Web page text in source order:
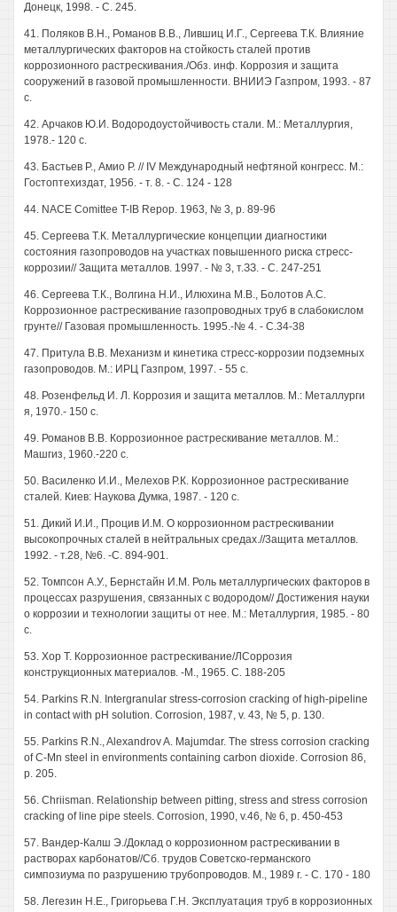
Донецк, 1998. - С. 245.
41. Поляков В.Н., Романов В.В., Лившиц И.Г., Сергеева Т.К. Влияние
металлургических факторов на стойкость сталей против
коррозионного растрескивания./Обз. инф. Коррозия и защита
сооружений в газовой промышленности. ВНИИЭ Газпром, 1993. - 87
с.
42. Арчаков Ю.И. Водородоустойчивость стали. М.: Металлургия,
1978.- 120 с.
43. Бастьев Р., Амио Р. // IV Международный нефтяной конгресс. М.:
Гостоптехиздат, 1956. - т. 8. - С. 124 - 128
44. NACE Comittee T-IB Repop. 1963, № 3, р. 89-96
45. Сергеева Т.К. Металлургические концепции диагностики
состояния газопроводов на участках повышенного риска стресс-
коррозии// Защита металлов. 1997. - № 3, т.ЗЗ. - С. 247-251
46. Сергеева Т.К., Волгина Н.И., Илюхина М.В., Болотов A.C.
Коррозионное растрескивание газопроводных труб в слабокислом
грунте// Газовая промышленность. 1995.-№ 4. - С.34-38
47. Притула В.В. Механизм и кинетика стресс-коррозии подземных
газопроводов. М.: ИРЦ Газпром, 1997. - 55 с.
48. Розенфельд И. Л. Коррозия и защита металлов. М.: Металлурги
я, 1970.- 150 с.
49. Романов В.В. Коррозионное растрескивание металлов. М.:
Машгиз, 1960.-220 с.
50. Василенко И.И., Мелехов Р.К. Коррозионное растрескивание
сталей. Киев: Наукова Думка, 1987. - 120 с.
51. Дикий И.И., Процив И.М. О коррозионном растрескивании
высокопрочных сталей в нейтральных средах.//3ащита металлов.
1992. - т.28, №6. -С. 894-901.
52. Томпсон А.У., Бернстайн И.М. Роль металлургических факторов в
процессах разрушения, связанных с водородом// Достижения науки
о коррозии и технологии защиты от нее. М.: Металлургия, 1985. - 80
с.
53. Хор Т. Коррозионное растрескивание/ЛСоррозия
конструкционных материалов. -М., 1965. С. 188-205
54. Parkins R.N. Intergranular stress-corrosion cracking of high-pipeline
in contact with pH solution. Corrosion, 1987, v. 43, № 5, p. 130.
55. Parkins R.N., Alexandrov A. Majumdar. The stress corrosion cracking
of C-Mn steel in environments containing carbon dioxide. Corrosion 86,
p. 205.
56. Chriisman. Relationship between pitting, stress and stress corrosion
cracking of line pipe steels. Corrosion, 1990, v.46, № 6, p. 450-453
57. Вандер-Калш Э./Доклад о коррозионном растрескивании в
растворах карбонатов//Сб. трудов Советско-германского
симпозиума по разрушению трубопроводов. М., 1989 г. - С. 170 - 180
58. Легезин Н.Е., Григорьева Г.Н. Эксплуатация труб в коррозионных